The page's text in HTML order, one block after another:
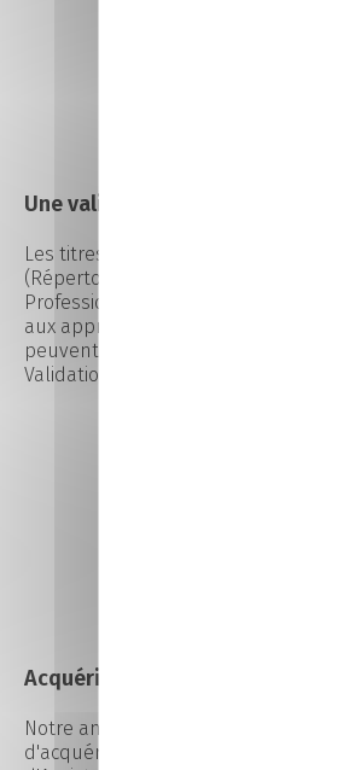
Une validation inscrite au RNCP
Les titres ou diplômes enregistrés au
(Répertoire National de la Certification
Professionnelle) sont accessibles
aux apprentis, mais également aux
peuvent aussi les obtenir par la voie
Validation des Acquis de l'Expérience
Acquérir un savoir-faire et un
Notre ambition est de permettre
d'acquérir les qualités requises au